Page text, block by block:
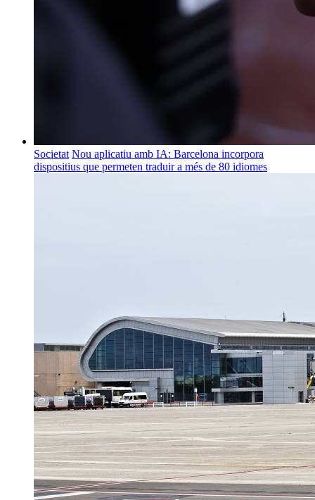
Societat Nou aplicatiu amb IA: Barcelona incorpora
dispositius que permeten traduir a més de 80 idiomes